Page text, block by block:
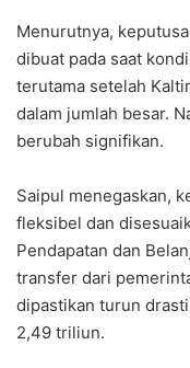
Menurutnya,
dibuat pada saat
terutama setelah
dalam jumlah besar.
berubah signifikan.
Saipul menegaskan,
fleksibel dan
Pendapatan dan
transfer dari
dipastikan turun
2,49 triliun.